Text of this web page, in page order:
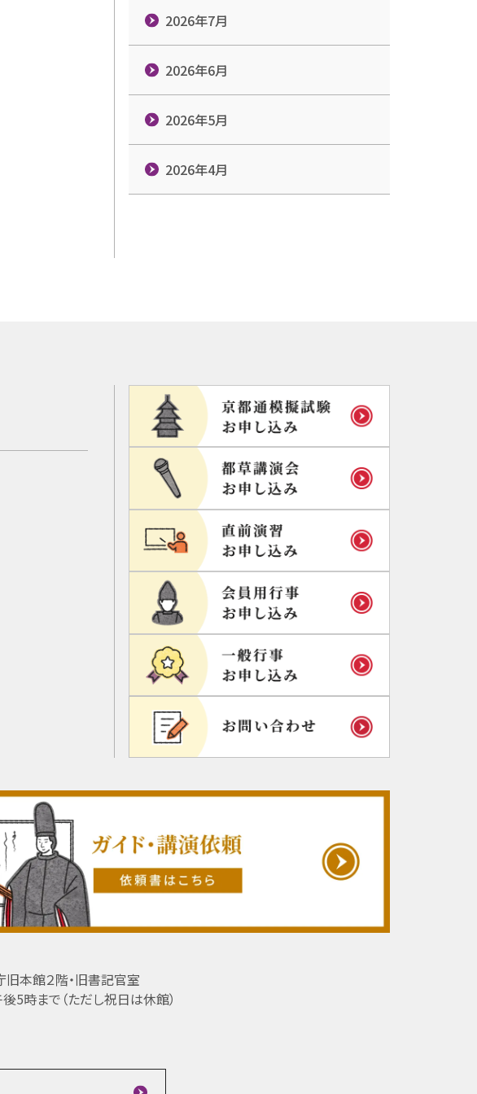
2026年7月
2026年6月
2026年5月
2026年4月
本館２階・旧書記官室
時まで（ただし祝日は休館）